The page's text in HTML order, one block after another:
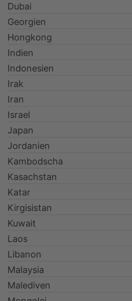
Dubai
Georgien
Hongkong
Indien
Indonesien
Irak
Iran
Israel
Japan
Jordanien
Kambodscha
Kasachstan
Katar
Kirgisistan
Kuwait
Laos
Libanon
Malaysia
Malediven